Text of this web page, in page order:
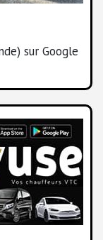
sur Google